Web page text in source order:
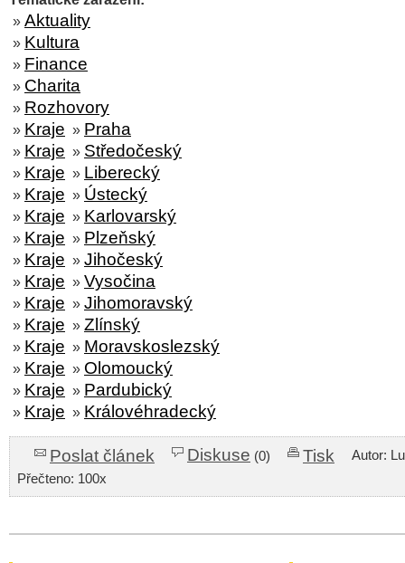
» Aktuality
» Kultura
» Finance
» Charita
» Rozhovory
» Kraje » Praha
» Kraje » Středočeský
» Kraje » Liberecký
» Kraje » Ústecký
» Kraje » Karlovarský
» Kraje » Plzeňský
» Kraje » Jihočeský
» Kraje » Vysočina
» Kraje » Jihomoravský
» Kraje » Zlínský
» Kraje » Moravskoslezský
» Kraje » Olomoucký
» Kraje » Pardubický
» Kraje » Královéhradecký
Poslat článek Diskuse (0) Tisk
Autor:
Přečteno: 100x